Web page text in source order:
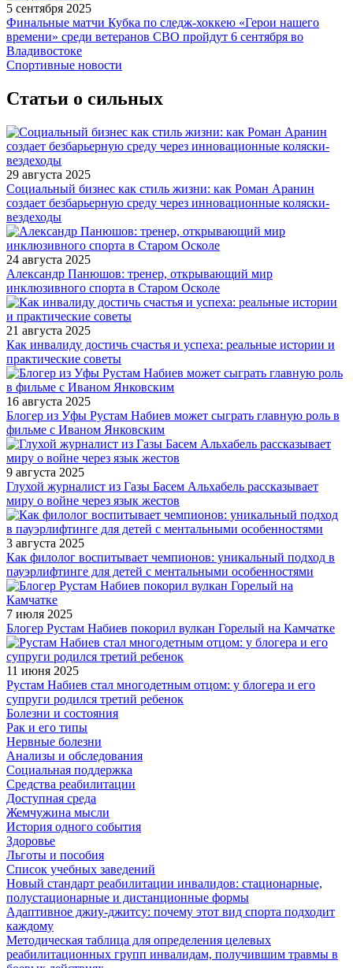
5 сентября 2025
Финальные матчи Кубка по следж-хоккею «Герои нашего
времени» среди ветеранов СВО пройдут 6 сентября во
Владивостоке
Спортивные новости
Статьи о сильных
29 августа 2025
Социальный бизнес как стиль жизни: как Роман Аранин
создает безбарьерную среду через инновационные коляски-
вездеходы
24 августа 2025
Александр Панюшов: тренер, открывающий мир
инклюзивного спорта в Старом Осколе
21 августа 2025
Как инвалиду достичь счастья и успеха: реальные истории и
практические советы
16 августа 2025
Блогер из Уфы Рустам Набиев может сыграть главную роль в
фильме с Иваном Янковским
9 августа 2025
Глухой журналист из Газы Басем Альхабель рассказывает
миру о войне через язык жестов
3 августа 2025
Как филолог воспитывает чемпионов: уникальный подход в
пауэрлифтинге для детей с ментальными особенностями
7 июля 2025
Блогер Рустам Набиев покорил вулкан Горелый на Камчатке
11 июня 2025
Рустам Набиев стал многодетным отцом: у блогера и его
супруги родился третий ребенок
Болезни и состояния
Рак и его типы
Нервные болезни
Анализы и обследования
Социальная поддержка
Средства реабилитации
Доступная среда
Жемчужина мысли
История одного события
Здоровье
Льготы и пособия
Список учебных заведений
Новый стандарт реабилитации инвалидов: стационарные,
полустационарные и дистанционные формы
Адаптивное джиу-джитсу: почему этот вид спорта подходит
каждому
Методическая таблица для определения целевых
реабилитационных групп инвалидам, получившим травмы в